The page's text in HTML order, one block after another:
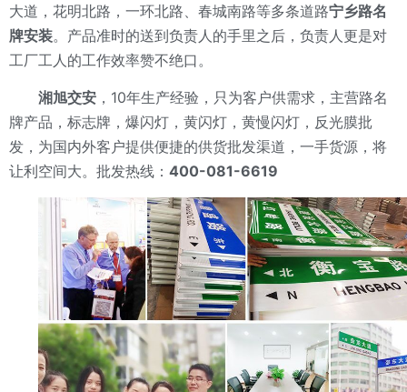
大道，花明北路，一环北路、春城南路等多条道路宁乡路名
牌安装。产品准时的送到负责人的手里之后，负责人更是对
工厂工人的工作效率赞不绝口。
湘旭交安 ，10年生产经验，只为客户供需求，主营路名
牌产品，标志牌，爆闪灯，黄闪灯，黄慢闪灯，反光膜批
发，为国内外客户提供便捷的供货批发渠道，一手货源，将
让利空间大。批发热线： 400-081-6619